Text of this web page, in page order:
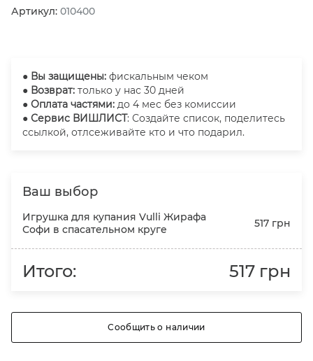
Артикул: 010400
● Вы защищены: фискальным чеком
● Возврат: только у нас 30 дней
● Оплата частями: до 4 мес без комиссии
● Сервис ВИШЛИСТ: Создайте список, поделитесь
ссылкой, отлсеживайте кто и что подарил.
Ваш выбор
Игрушка для купания Vulli Жирафа
Софи в спасательном круге
517 грн
Итого: 517 грн
Сообщить о наличии